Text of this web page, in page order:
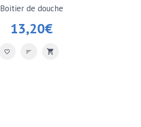
13,20€
Boitier de douche